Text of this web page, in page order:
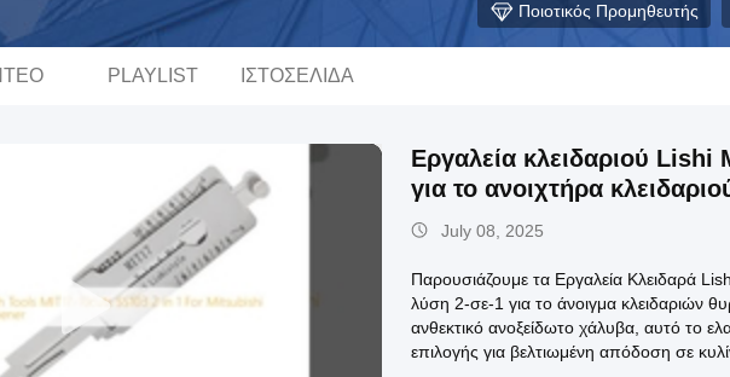
Ποιοτικός Προμηθευτής
PLAYLIST ΙΣΤΟΣΕΛΊΔΑ
Εργαλεία κλειδαριού
για το ανοιχτήρα
July 08, 2025
Παρουσιάζουμε τα Εργαλεία Κλειδαρά
λύση 2-σε-1 για το άνοιγμα κλειδαριών
ανθεκτικό ανοξείδωτο χάλυβα, αυτό το
επιλογής για βελτιωμένη απόδοση σε